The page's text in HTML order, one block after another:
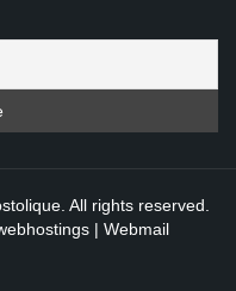
All rights reserved.
| Webmail